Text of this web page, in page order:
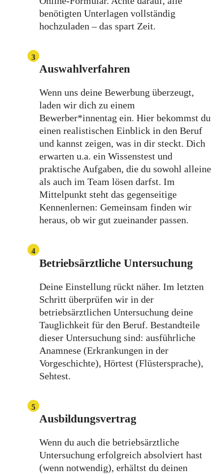
benötigten Unterlagen vollständig
hochzuladen – das spart Zeit.
3
Auswahlverfahren
Wenn uns deine Bewerbung überzeugt,
laden wir dich zu einem
Bewerber*innentag ein. Hier bekommst du
einen realistischen Einblick in den Beruf
und kannst zeigen, was in dir steckt. Dich
erwarten u.a. ein Wissenstest und
praktische Aufgaben, die du sowohl alleine
als auch im Team lösen darfst. Im
Mittelpunkt steht das gegenseitige
Kennenlernen: Gemeinsam finden wir
heraus, ob wir gut zueinander passen.
4
Betriebsärztliche Untersuchung
Deine Einstellung rückt näher. Im letzten
Schritt überprüfen wir in der
betriebsärztlichen Untersuchung deine
Tauglichkeit für den Beruf. Bestandteile
dieser Untersuchung sind: ausführliche
Anamnese (Erkrankungen in der
Vorgeschichte), Hörtest (Flüstersprache),
Sehtest.
5
Ausbildungsvertrag
Wenn du auch die betriebsärztliche
Untersuchung erfolgreich absolviert hast
(wenn notwendig), erhältst du deinen